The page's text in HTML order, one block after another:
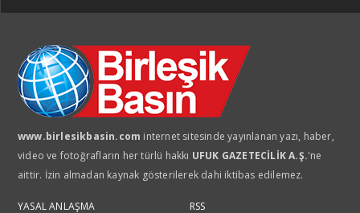
www.birlesikbasin.com internet sitesinde yayınlanan yazı, haber,
video ve fotoğrafların her türlü hakkı UFUK GAZETECİLİK A.Ş.'ne
aittir. İzin almadan kaynak gösterilerek dahi iktibas edilemez.
YASAL ANLAŞMA RSS